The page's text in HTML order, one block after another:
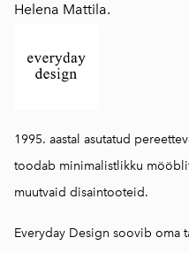
Helena Mattila.
1995. aastal asutatud
toodab minimalistlikku
muutvaid disaintooteid.
Everyday Design soovib oma